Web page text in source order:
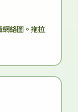
絡圖。拖拉